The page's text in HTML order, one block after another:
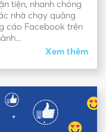
tiện, nhanh chóng
nhà chạy quảng
cáo Facebook trên
Xem thêm